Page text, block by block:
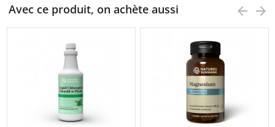
Avec ce produit, on achète aussi